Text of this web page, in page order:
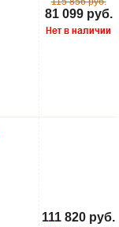
81 099 руб.
111 820 руб.